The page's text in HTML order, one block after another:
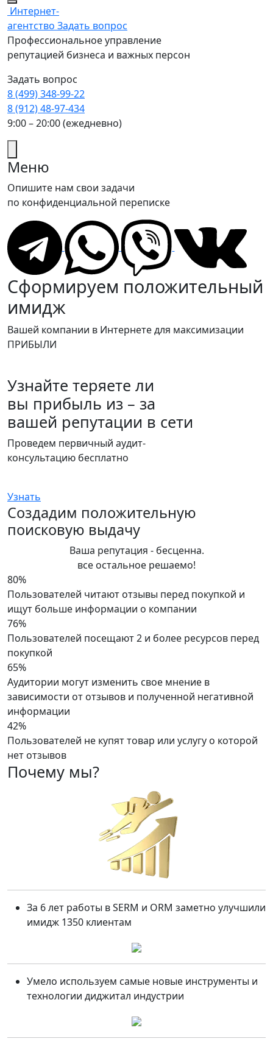
Интернет-
агентство Задать вопрос
Профессиональное управление
репутацией бизнеса и важных персон
Задать вопрос
8 (499) 348-99-22
8 (912) 48-97-434
9:00 – 20:00 (ежедневно)
Меню
Опишите нам свои задачи
по конфиденциальной переписке
Сформируем положительный
имидж
Вашей компании в Интернете для максимизации
ПРИБЫЛИ
Узнайте теряете ли
вы прибыль из – за
вашей репутации в сети
Проведем первичный аудит-
консультацию бесплатно
Узнать
Создадим положительную
поисковую выдачу
Ваша репутация - бесценна.
все остальное решаемо!
80%
Пользователей читают отзывы перед покупкой и
ищут больше информации о компании
76%
Пользователей посещают 2 и более ресурсов перед
покупкой
65%
Аудитории могут изменить свое мнение в
зависимости от отзывов и полученной негативной
информации
42%
Пользователей не купят товар или услугу о которой
нет отзывов
Почему мы?
За 6 лет работы в SERM и ORM заметно улучшили
имидж 1350 клиентам
Умело используем самые новые инструменты и
технологии диджитал индустрии